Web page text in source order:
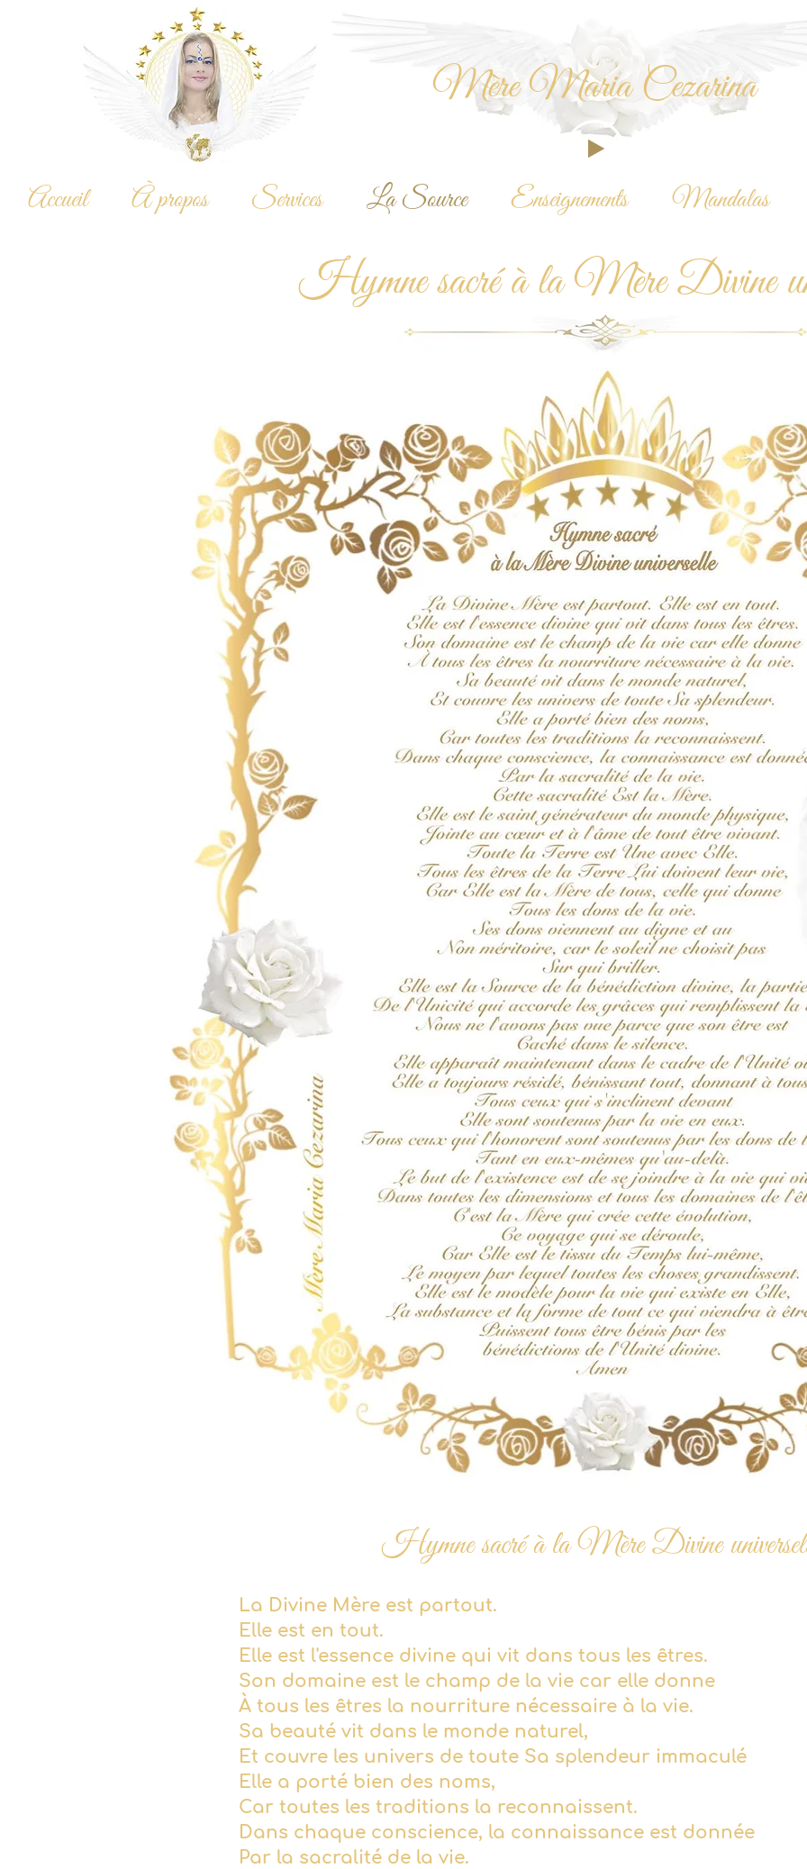
Mère Maria Cezarina
Accueil À propos Services La Source Enseignements Mandalas
Hymne sacré à la Mère Divine
Hymne sacré à la Mère Divine
La Divine Mère est partout.
Elle est en tout.
Elle est l'essence divine qui vit dans tous les êtres.
Son domaine est le champ de la vie car elle donne
À tous les êtres la nourriture nécessaire à la vie.
Sa beauté vit dans le monde naturel,
Et couvre les univers de toute Sa splendeur immaculé
Elle a porté bien des noms,
Car toutes les traditions la reconnaissent.
Dans chaque conscience, la connaissance est donnée
Par la sacralité de la vie.